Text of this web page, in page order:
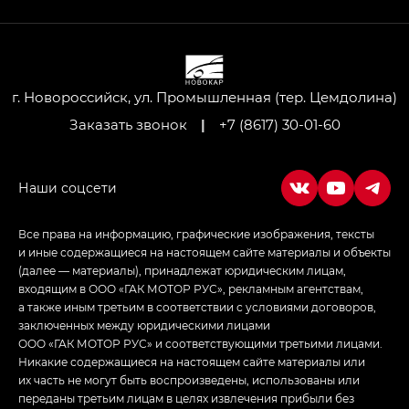
привод — GB AWD, Джи Эль Полный привод —
M8 — Эм 8 (M8) в комплектациях Джи Эль — GL,
Джи Ти — GT, Джи Икс — GX,
LOUNGE
Empow — Эмпау (Empow) в комплектации
Джи Эс — GS, Джи Эль с элементы экстерьера
г. Новороссийск, ул. Промышленная (тер. Цемдолина)
Заказать звонок
| +7 (8617) 30-01-60
Все права на информацию, графические изображения, тексты
и иные содержащиеся на настоящем сайте материалы и объекты
(далее — материалы), принадлежат юридическим лицам,
входящим в ООО «ГАК МОТОР РУС», рекламным агентствам,
а также иным третьим в соответствии с условиями договоров,
заключенных между юридическими лицами
ООО «ГАК МОТОР РУС» и соответствующими третьими лицами.
Никакие содержащиеся на настоящем сайте материалы или
их часть не могут быть воспроизведены, использованы или
переданы третьим лицам в целях извлечения прибыли без